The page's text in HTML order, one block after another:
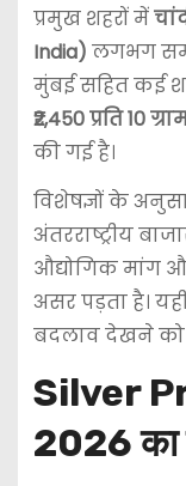
प्रमुख शहरों में
India) लगभग
मुंबई सहित कई
₹2,450 प्रति 10
की गई है।
विशेषज्ञों के
अंतरराष्ट्रीय
औद्योगिक मांग
असर पड़ता है।
बदलाव देखने को
Silver
2026 का